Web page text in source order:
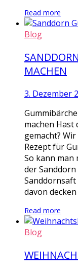
Read more
Blog
MACHEN
3. Dezember
machen Hast
gemacht?
Rezept für
So kann man
der
Sanddornsaft
davon
Read more
Blog